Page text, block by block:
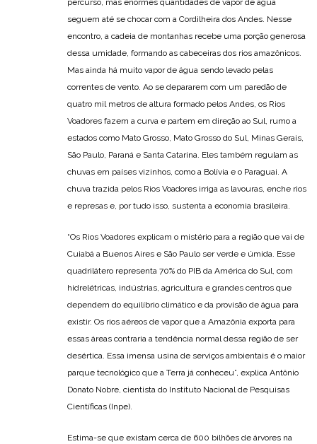
percurso, mas enormes quantidades de vapor de água
seguem até se chocar com a Cordilheira dos Andes. Nesse
encontro, a cadeia de montanhas recebe uma porção generosa
dessa umidade, formando as cabeceiras dos rios amazônicos.
Mas ainda há muito vapor de água sendo levado pelas
correntes de vento. Ao se depararem com um paredão de
quatro mil metros de altura formado pelos Andes, os Rios
Voadores fazem a curva e partem em direção ao Sul, rumo a
estados como Mato Grosso, Mato Grosso do Sul, Minas Gerais,
São Paulo, Paraná e Santa Catarina. Eles também regulam as
chuvas em países vizinhos, como a Bolívia e o Paraguai. A
chuva trazida pelos Rios Voadores irriga as lavouras, enche rios
e represas e, por tudo isso, sustenta a economia brasileira.
“Os Rios Voadores explicam o mistério para a região que vai de
Cuiabá a Buenos Aires e São Paulo ser verde e úmida. Esse
quadrilátero representa 70% do PIB da América do Sul, com
hidrelétricas, indústrias, agricultura e grandes centros que
dependem do equilíbrio climático e da provisão de água para
existir. Os rios aéreos de vapor que a Amazônia exporta para
essas áreas contraria a tendência normal dessa região de ser
desértica. Essa imensa usina de serviços ambientais é o maior
parque tecnológico que a Terra já conheceu”, explica Antônio
Donato Nobre, cientista do Instituto Nacional de Pesquisas
Científicas (Inpe).
Estima-se que existam cerca de 600 bilhões de árvores na